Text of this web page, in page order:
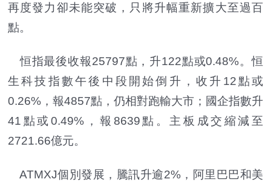
再度發力卻未能突破，只將升幅重新擴大至過百
點。
恒指最後收報25797點，升122點或0.48%。恒
生科技指數午後中段開始倒升，收升12點或
0.26%，報4857點，仍相對跑輸大市；國企指數升
41點或0.49%，報8639點。主板成交縮減至
2721.66億元。
ATMXJ個別發展，騰訊升逾2%，阿里巴巴和美